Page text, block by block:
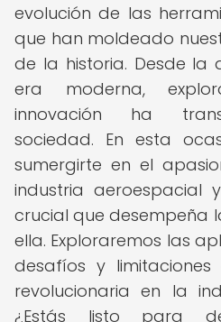
evolución de las
que han moldeado
de la historia. Desde la
era moderna,
innovación ha
sociedad. En esta
sumergirte en el
industria aeroespacial
crucial que desempeña
ella. Exploraremos las
desafíos y
revolucionaria en la
¿Estás listo para